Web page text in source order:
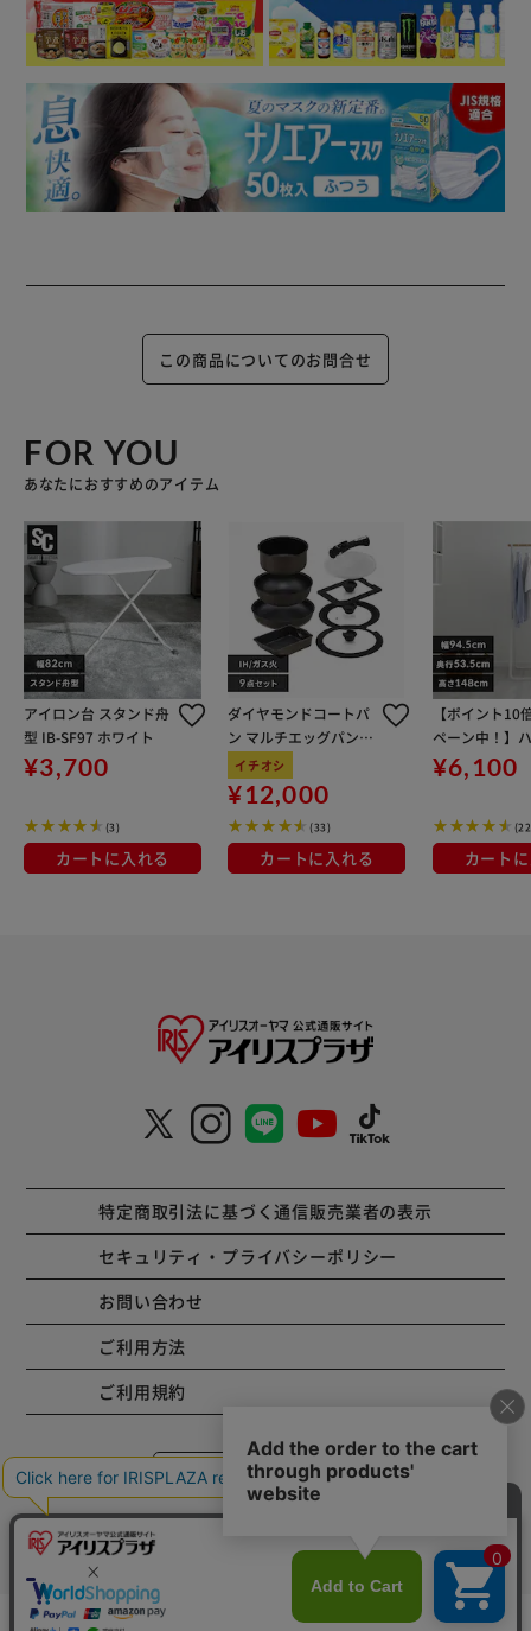
この商品についてのお問合せ
FOR YOU
あなたにおすすめのアイテム
アイロン台 スタンド舟
型 IB-SF97 ホワイト
¥3,700
(3)
カートに入れる
ダイヤモンドコートパ
ン マルチエッグパン入
り 9点セット IHガス火
対応 MEGI-9S ブラウン
メタリック
イチオシ
¥12,000
(33)
カートに入れる
【ポイント10
ペーン中！】
ラック 物干し
ハイタイプ
¥6,100
カート
特定商取引法に基づく通信販売業者の表示
セキュリティ・プライバシーポリシー
お問い合わせ
ご利用方法
ご利用規約
コーポレートサイト
Copyright © 2001 IRISPLAZA. ALL Rights Reserved.